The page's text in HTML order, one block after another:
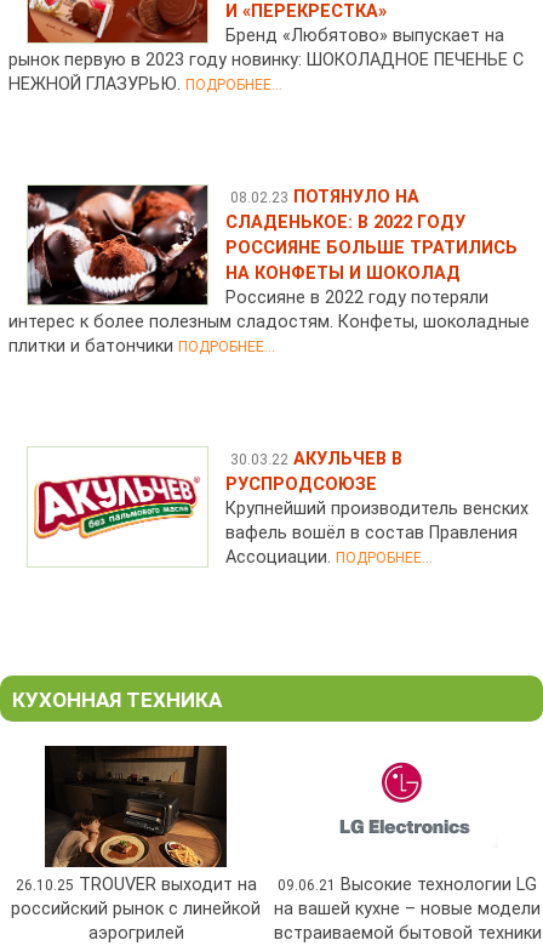
И «ПЕРЕКРЕСТКА»
Бренд «Любятово» выпускает на
рынок первую в 2023 году новинку: ШОКОЛАДНОЕ ПЕЧЕНЬЕ С
НЕЖНОЙ ГЛАЗУРЬЮ.ПОДРОБНЕЕ...
08.02.23 ПОТЯНУЛО НА
СЛАДЕНЬКОЕ: В 2022 ГОДУ
РОССИЯНЕ БОЛЬШЕ ТРАТИЛИСЬ
НА КОНФЕТЫ И ШОКОЛАД
Россияне в 2022 году потеряли
интерес к более полезным сладостям. Конфеты, шоколадные
плитки и батончикиПОДРОБНЕЕ...
30.03.22 АКУЛЬЧЕВ В
РУСПРОДСОЮЗЕ
Крупнейший производитель венских
вафель вошёл в состав Правления
Ассоциации. ПОДРОБНЕЕ...
КУХОННАЯ ТЕХНИКА
26.10.25 TROUVER выходит на
российский рынок с линейкой
аэрогрилей
09.06.21
Высокие технологии LG
на вашей кухне – новые модели
встраиваемой бытовой техники